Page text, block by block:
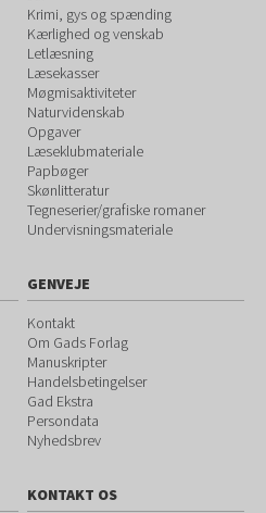
Krimi, gys og spænding
Kærlighed og venskab
Letlæsning
Læsekasser
Møgmisaktiviteter
Naturvidenskab
Opgaver
Læseklubmateriale
Papbøger
Skønlitteratur
Tegneserier/grafiske romaner
Undervisningsmateriale
GENVEJE
Kontakt
Om Gads Forlag
Manuskripter
Handelsbetingelser
Gad Ekstra
Persondata
Nyhedsbrev
KONTAKT OS